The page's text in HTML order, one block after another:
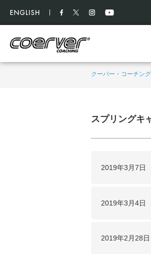
クーバー・コーチン
スプリングキ
2019年3月7日
2019年3月4日
2019年2月28日